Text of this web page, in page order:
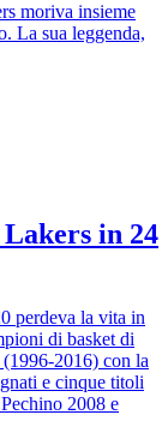
moriva insieme
La sua leggenda,
in 24
perdeva la vita in
di basket di
2016) con la
e cinque titoli
2008 e